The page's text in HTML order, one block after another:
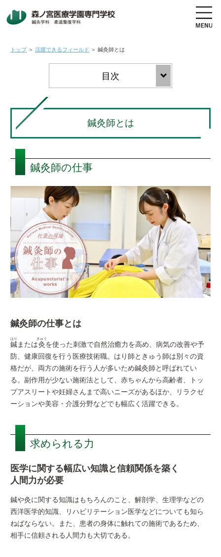
資料請求 オープンキャンパス
高校生の方へ 社会人・既卒者の方へ
学科・コース紹介
学校案内
入学案内
オープンキャンパス
活躍できるフィールド
資格・就職
その他の情報
在校生ページ
採用ご担当者様へ
サイトマップ
トップ＞活躍できるフィールド ＞鍼灸師とは
鍼灸師とは
鍼灸師の仕事
鍼灸師の仕事とは
鍼
はり
または灸
きゅう
を使った刺激で自然治癒力を高め、病気の改善や予
防、健康回復を行う医療技術職。はり師ときゅう師は別々の資
格だが、両方の施術を行う人が多いため鍼灸師と呼ばれてい
る。副作用が少ない施術法として、赤ちゃんから高齢者、トッ
プアスリートや妊婦さんまで高いニーズがあるほか、リラクゼ
ーションや美容・介護分野などでも幅広く活躍できる。
求められる力
医学に関する幅広い知識と信頼関係を築く
人間力が必要
鍼や灸に関する知識はもちろんのこと、解剖学、生理学などの
西洋医学的知識、リハビリテーション医学などについても知ら
ねばならない。また、患者の身体に触れての施術であるため、
相手に信頼される人間力も大切である。